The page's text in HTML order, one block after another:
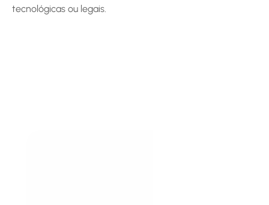
tecnológicas ou legais.